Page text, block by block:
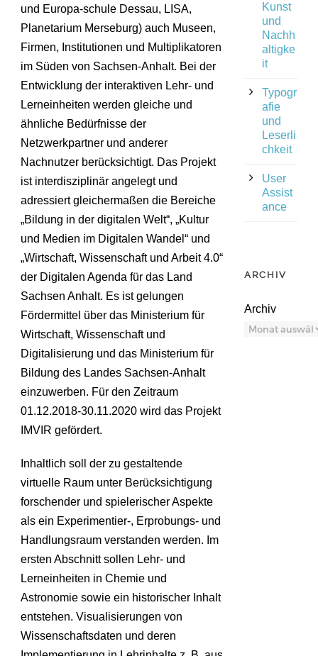
und Europa-schule Dessau, LISA,
Planetarium Merseburg) auch Museen,
Firmen, Institutionen und Multiplikatoren
im Süden von Sachsen-Anhalt. Bei der
Entwicklung der interaktiven Lehr- und
Lerneinheiten werden gleiche und
ähnliche Bedürfnisse der
Netzwerkpartner und anderer
Nachnutzer berücksichtigt. Das Projekt
ist interdisziplinär angelegt und
adressiert gleichermaßen die Bereiche
„Bildung in der digitalen Welt“, „Kultur
und Medien im Digitalen Wandel“ und
„Wirtschaft, Wissenschaft und Arbeit 4.0“
der Digitalen Agenda für das Land
Sachsen Anhalt. Es ist gelungen
Fördermittel über das Ministerium für
Wirtschaft, Wissenschaft und
Digitalisierung und das Ministerium für
Bildung des Landes Sachsen-Anhalt
einzuwerben. Für den Zeitraum
01.12.2018-30.11.2020 wird das Projekt
IMVIR gefördert.
Inhaltlich soll der zu gestaltende
virtuelle Raum unter Berücksichtigung
forschender und spielerischer Aspekte
als ein Experimentier-, Erprobungs- und
Handlungsraum verstanden werden. Im
ersten Abschnitt sollen Lehr- und
Lerneinheiten in Chemie und
Astronomie sowie ein historischer Inhalt
entstehen. Visualisierungen von
Wissenschaftsdaten und deren
Kunst
und
Nachh
altigke
it
Typogr
afie
und
Leserli
chkeit
User
Assist
ance
ARCHIV
Archiv